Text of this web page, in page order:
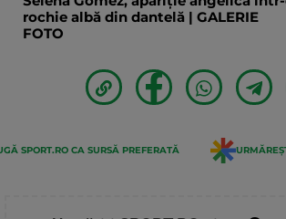
rochie albă din dantelă | GALERIE
FOTO
SPORT.RO CA SURSĂ PREFERATĂ